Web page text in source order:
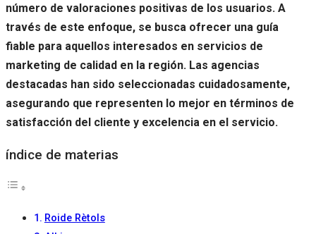
número de valoraciones positivas de los usuarios. A
través de este enfoque, se busca ofrecer una guía
fiable para aquellos interesados en servicios de
marketing de calidad en la región. Las agencias
destacadas han sido seleccionadas cuidadosamente,
asegurando que representen lo mejor en términos de
satisfacción del cliente y excelencia en el servicio.
índice de materias
Roide Rètols